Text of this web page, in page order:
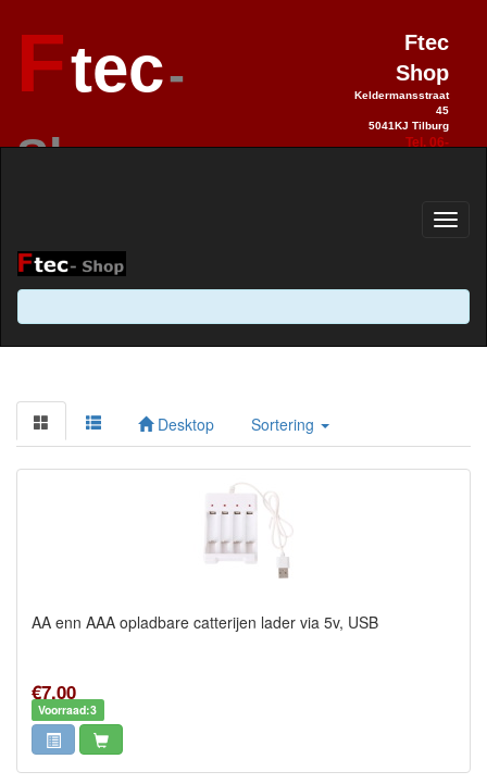
Ftec-
Shop
Ftec
Shop
Keldermansstraat
45
5041KJ Tilburg
Tel. 06-
Desktop Sortering
AA enn AAA opladbare catterijen lader via 5v, USB
€7,00
Voorraad:3